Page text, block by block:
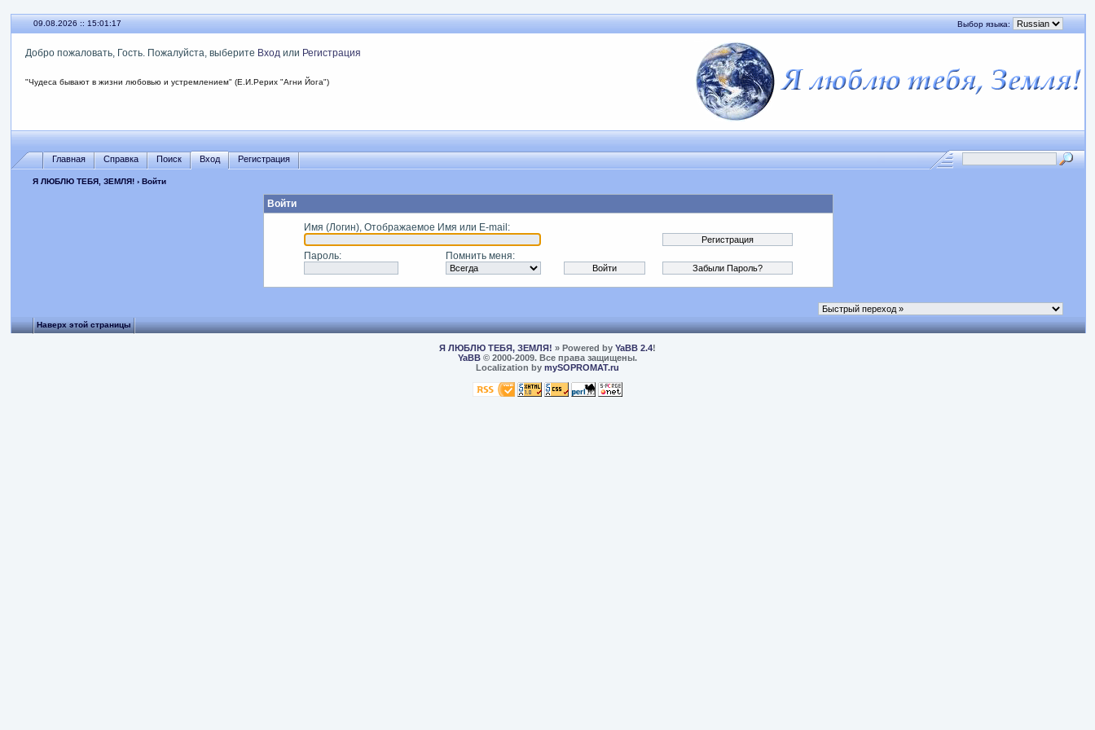
09.08.2026 :: 15:01:17 Выбор языка:
Добро пожаловать, Гость. Пожалуйста, выберите Вход или Регистрация
"Чудеса бывают в жизни любовью и устремлением" (Е.И.Рерих "Агни Йога")
Главная Справка Поиск Вход Регистрация
Я ЛЮБЛЮ ТЕБЯ, ЗЕМЛЯ! › Войти
Войти
Имя (Логин), Отображаемое Имя или E-mail :
Пароль: Помнить меня:
Наверх этой страницы
Я ЛЮБЛЮ ТЕБЯ, ЗЕМЛЯ! » Powered by YaBB 2.4!
YaBB© 2000-2009. Все права защищены.
Localization by mySOPROMAT.ru